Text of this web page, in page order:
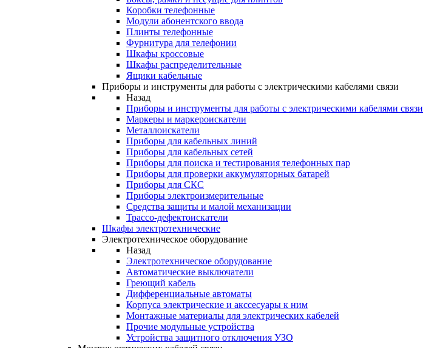
Коробки телефонные
Модули абонентского ввода
Плинты телефонные
Фурнитура для телефонии
Шкафы кроссовые
Шкафы распределительные
Ящики кабельные
Приборы и инструменты для работы с электрическими кабелями связи
Назад
Приборы и инструменты для работы с электрическими кабелями связи
Маркеры и маркероискатели
Металлоискатели
Приборы для кабельных линий
Приборы для кабельных сетей
Приборы для поиска и тестирования телефонных пар
Приборы для проверки аккумуляторных батарей
Приборы для СКС
Приборы электроизмерительные
Средства защиты и малой механизации
Трассо-дефектоискатели
Шкафы электротехнические
Электротехническое оборудование
Назад
Электротехническое оборудование
Автоматические выключатели
Греющий кабель
Дифференциальные автоматы
Корпуса электрические и акссесуары к ним
Монтажные материалы для электрических кабелей
Прочие модульные устройства
Устройства защитного отключения УЗО